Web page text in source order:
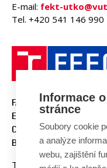
E-mail: fekt-
Tel. +420 541 146 990
FACULTY OF ELECTRICAL
ENGINEERING AND
COMMUNICATION
BUT BRNO
Technicka 3058/10
Informace
stránce
Soubory cookie
a analýze
webu, zajištění